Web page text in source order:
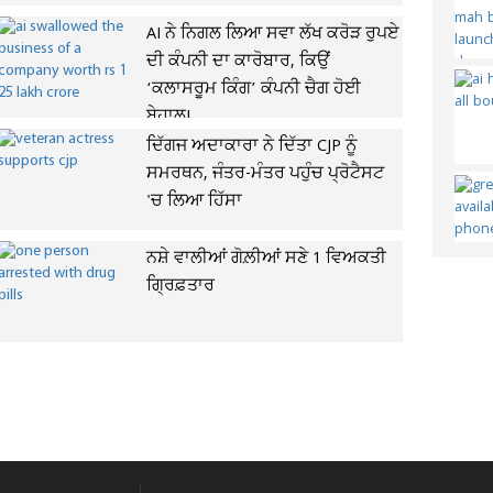
AI ਨੇ ਨਿਗਲ ਲਿਆ ਸਵਾ ਲੱਖ ਕਰੋੜ ਰੁਪਏ
ਦੀ ਕੰਪਨੀ ਦਾ ਕਾਰੋਬਾਰ, ਕਿਉਂ
‘ਕਲਾਸਰੂਮ ਕਿੰਗ’ ਕੰਪਨੀ ਚੈਗ ਹੋਈ
ਬੇਹਾਲ!
ਦਿੱਗਜ ਅਦਾਕਾਰਾ ਨੇ ਦਿੱਤਾ CJP ਨੂੰ
ਸਮਰਥਨ, ਜੰਤਰ-ਮੰਤਰ ਪਹੁੰਚ ਪ੍ਰੋਟੈਸਟ
'ਚ ਲਿਆ ਹਿੱਸਾ
ਨਸ਼ੇ ਵਾਲੀਆਂ ਗੋਲ਼ੀਆਂ ਸਣੇ 1 ਵਿਅਕਤੀ
ਗ੍ਰਿਫ਼ਤਾਰ